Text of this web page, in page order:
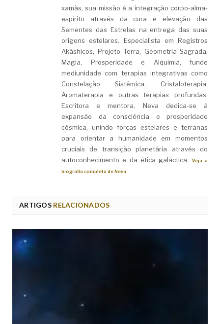
xamãs, sua missão é a integração corpo-alma-
espírito através da cura e elevação das
Sementes das Estrelas na entrega das suas
origens estelares. Especialista em Registros
Akáshicos, Projeto Terra, Geometria Sagrada,
Magia, Prosperidade e Alquimia, funde
mediunidade com terapias integrativas como
Constelação Sistêmica, Cristaloterapia,
Aromaterapia e outras terapias profundas.
Escritora e mentora, Neva dedica-se à
expansão da consciência e prosperidade
cósmica, unindo forças estelares e terranas
para orientar a humanidade em momentos
cruciais de transição planetária através do
autoconhecimento e da ética galáctica.
Veja a
biografia completa de Neva
ARTIGOSRELACIONADOS